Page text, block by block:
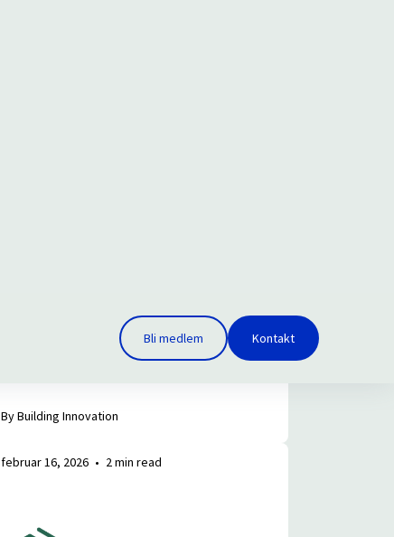
By Building Innovation
februar 16, 2026 • 2 min read